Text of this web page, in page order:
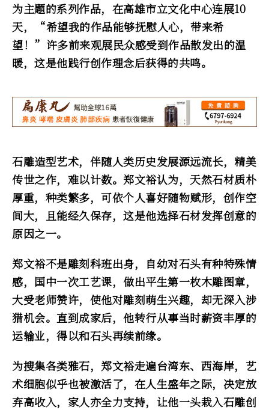
为主题的系列作品，在高雄市立文化中心连展10
天，“希望我的作品能够抚慰人心，带来希
望！”许多前来观展民众感受到作品散发出的温
暖，这是他践行创作理念后获得的共鸣。
石雕造型艺术，伴随人类历史发展源远流长，精美
传世之作，难以计数。郑文裕认为，天然石材质朴
厚重，种类繁多，可依个人喜好随物赋形，创作空
间大，且能经久保存，这是他选择石材发挥创意的
原因之一。
郑文裕不是雕刻科班出身，自幼对石头有种特殊情
感，国中一次工艺课，做出平生第一枚木雕图章，
大受老师赞许，使他对雕刻萌生兴趣，却无深入涉
猎机会。直到成家后，他转行从事当时薪资丰厚的
运输业，得以和石头再续前缘。
为搜集各类雅石，郑文裕走遍台湾东、西海岸，艺
术细胞似乎也被激活了，在人生盛年之际，决定放
弃高收入，家人亦全力支持，让他一头栽入石雕创